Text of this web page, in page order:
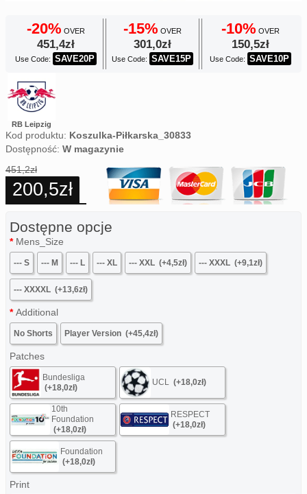
-20% OVER
451,4zł
Use Code: SAVE20P
-15% OVER
301,0zł
Use Code: SAVE15P
-10% OVER
150,5zł
Use Code: SAVE10P
RB Leipzig
Kod produktu: Koszulka-Piłkarska_30833
Dostępność: W magazynie
451,2zł
200,5zł
Dostępne opcje
Mens_Size
--- S --- M --- L --- XL --- XXL (+4,5zł) --- XXXL (+9,1zł)
--- XXXXL (+13,6zł)
Additional
No Shorts Player Version (+45,4zł)
Patches
Bundesliga
(+18,0zł)
UCL (+18,0zł)
10th
Foundation
(+18,0zł)
RESPECT
(+18,0zł)
Foundation
(+18,0zł)
Print